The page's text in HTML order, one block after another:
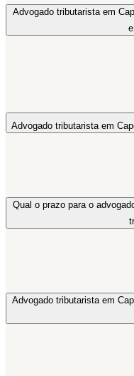
Advogado tributarista em
Advogado tributarista em
Qual o prazo para o
Advogado tributarista em